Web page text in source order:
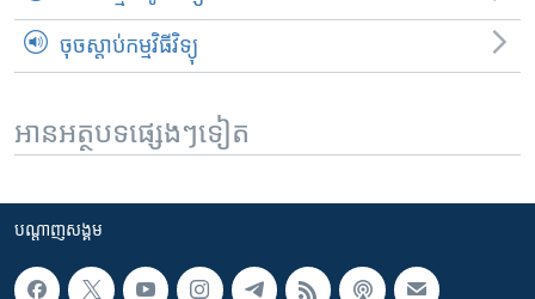
ចុចស្តាប់កម្មវិធីវិទ្យុ
អានអត្ថបទផ្សេងៗទៀត
បណ្តាញ​សង្គម